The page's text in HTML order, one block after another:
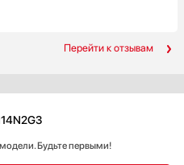
сделать дома, причем
и удобства
Перейти к отзывам
Будьте первыми!